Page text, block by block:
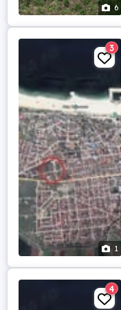
6
1
3
4